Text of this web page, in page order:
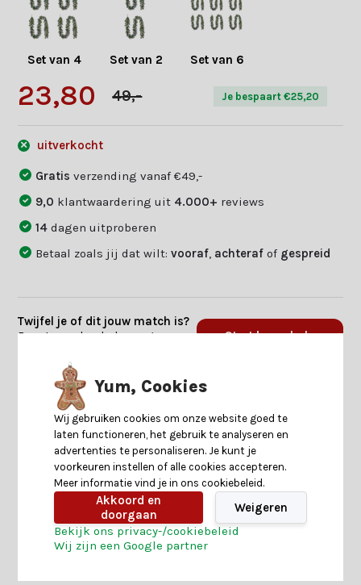
Set van 4 Set van 2 Set van 6
23,80 49,- Je bespaart €25,20
uitverkocht
Gratisverzending vanaf €49,-
9,0 klantwaardering uit 4.000+ reviews
14dagen uitproberen
Betaal zoals jij dat wilt:vooraf achteraf of gespreid
Twijfel je of dit jouw match is?
Beantwoord enkele vragen en
Start keuzehulp
Productomschrijving
Specificaties
Reviews
Yum, Cookies
Wij gebruiken cookies om onze website goed te
laten functioneren, het gebruik te analyseren en
advertenties te personaliseren. Je kunt je
voorkeuren instellen of alle cookies accepteren.
Meer informatie vind je in ons cookiebeleid.
Akkoord en
doorgaan
Weigeren
Bekijk ons privacy-/cookiebeleid
Wij zijn een Google partner